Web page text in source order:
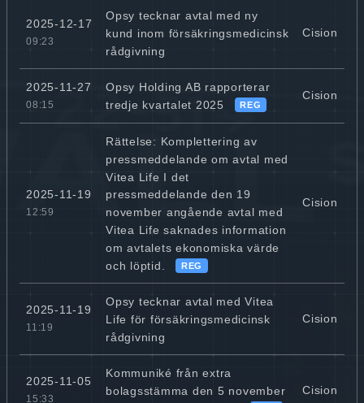
2025-12-17
09:23
Opsy tecknar avtal med ny
kund inom försäkringsmedicinsk
rådgivning
Cision
2025-11-27
08:15
Opsy Holding AB rapporterar
tredje kvartalet 2025
REG
Cision
2025-11-19
12:59
Rättelse: Komplettering av
pressmeddelande om avtal med
Vitea Life I det
pressmeddelande den 19
november angående avtal med
Vitea Life saknades information
om avtalets ekonomiska värde
och löptid.
REG
Cision
2025-11-19
11:19
Opsy tecknar avtal med Vitea
Life för försäkringsmedicinsk
rådgivning
Cision
2025-11-05
15:33
Kommuniké från extra
bolagsstämma den 5 november
Cision